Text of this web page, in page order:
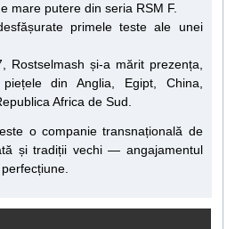
mare putere din seria RSM F.
primele teste ale unei
Rostselmash și-a mărit prezența,
din Anglia, Egipt, China,
Africa de Sud.
o companie transnațională de
și tradiții vechi — angajamentul